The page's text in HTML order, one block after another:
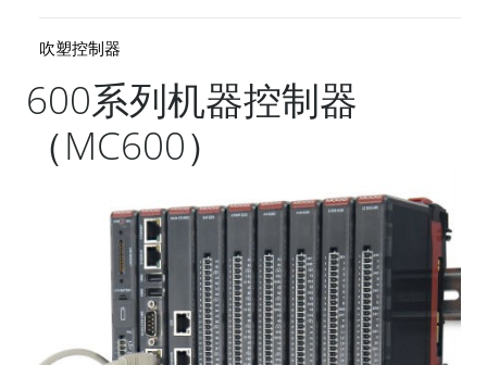
吹塑控制器
600系列机器控制器
（MC600）